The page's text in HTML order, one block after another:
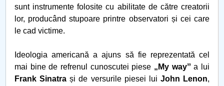
sunt instrumente folosite cu abilitate de către creatorii
lor, producând stupoare printre observatori și cei care
le cad victime.
Ideologia americană a ajuns să fie reprezentată cel
mai bine de refrenul cunoscutei piese „My wayˮ a lui
Frank Sinatra și de versurile piesei lui John Lenon,